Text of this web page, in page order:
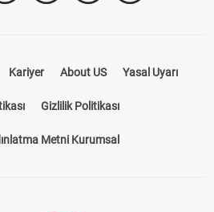
Kariyer About US Yasal Uyarı
Gizlilik Politikası
Metni Kurumsal